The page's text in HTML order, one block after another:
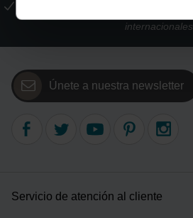
internacionales
Únete a nuestra newsletter
Servicio de atención al cliente